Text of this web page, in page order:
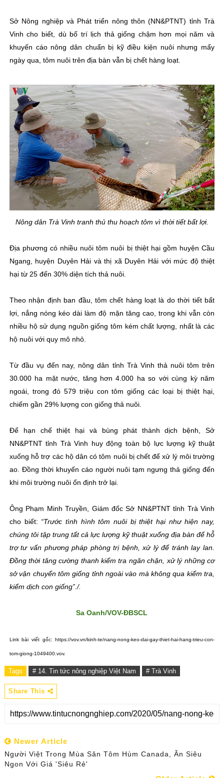
Sở Nông nghiệp và Phát triển nông thôn (NN&PTNT) tỉnh Trà
Vinh cho biết, dù bố trí lịch thả giống chậm hơn mọi năm và
khuyến cáo nông dân chuẩn bị kỹ điều kiện nuôi nhưng mấy
ngày qua, tôm nuôi trên địa bàn vẫn bị chết hàng loạt.
Nông dân Trà Vinh tranh thủ thu hoạch tôm vì thời tiết bất lợi.
Địa phương có nhiều nuôi tôm nuôi bị thiệt hại gồm huyện Cầu
Ngang, huyện Duyên Hải và thị xã Duyên Hải với mức độ thiệt
hại từ 25 đến 30% diện tích thả nuôi.
Theo nhận định ban đầu, tôm chết hàng loạt là do thời tiết bất
lợi, nắng nóng kéo dài làm độ mặn tăng cao, trong khi vẫn còn
nhiều hộ sử dụng nguồn giống tôm kém chất lượng, nhất là các
hộ nuôi với quy mô nhỏ.
Từ đầu vụ đến nay, nông dân tỉnh Trà Vinh thả nuôi tôm trên
30.000 ha mặt nước, tăng hơn 4.000 ha so với cùng kỳ năm
ngoái, trong đó 579 triệu con tôm giống các loại bị thiệt hại,
chiếm gần 29% lượng con giống thả nuôi.
Để hạn chế thiệt hại và bùng phát thành dịch bệnh, Sở
NN&PTNT tỉnh Trà Vinh huy động toàn bộ lực lượng kỹ thuật
xuống hỗ trợ các hộ dân có tôm nuôi bị chết để xử lý môi trường
ao. Đồng thời khuyến cáo người nuôi tạm ngưng thả giống đến
khi môi trường nuôi ổn định trở lại.
Ông Phạm Minh Truyền, Giám đốc Sở NN&PTNT tỉnh Trà Vinh
cho biết: “Trước tình hình tôm nuôi bị thiệt hại như hiện nay,
chúng tôi tập trung tất cả lực lượng kỹ thuật xuống địa bàn để hỗ
trợ tư vấn phương pháp phòng trị bệnh, xử lý để tránh lay lan.
Đồng thời tăng cường thanh kiểm tra ngăn chặn, xử lý những cơ
sở vận chuyển tôm giống tỉnh ngoài vào mà không qua kiểm tra,
kiểm dịch con giống”./.
Sa Oanh/VOV-ĐBSCL
Link bài viết gốc: https://vov.vn/kinh-te/nang-nong-keo-dai-gay-thiet-hai-hang-trieu-con-
tom-giong-1049400.vov.
Tags # 14. Tin tức nông nghiệp Việt Nam # Trà Vinh
Share This
Newer Article
Người Việt Trong Mùa Săn Tôm Hùm Canada, Ăn Siêu
Ngon Với Giá 'siêu Rẻ'